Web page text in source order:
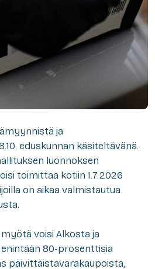
ja
eduskunnan käsiteltävänä.
luonnoksen
toimittaa kotiin 1.7.2026
on aikaa valmistautua
voisi Alkosta ja
80-prosenttisia
päivittäistavarakaupoista,